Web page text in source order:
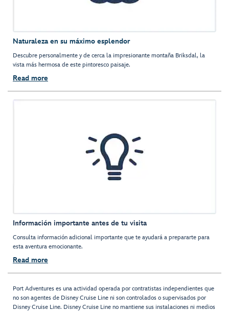
Naturaleza en su máximo esplendor
Descubre personalmente y de cerca la impresionante montaña Briksdal, la
vista más hermosa de este pintoresco paisaje.
Read more
Información importante antes de tu visita
Consulta información adicional importante que te ayudará a prepararte para
esta aventura emocionante.
Read more
Port Adventures es una actividad operada por contratistas independientes que
no son agentes de Disney Cruise Line ni son controlados o supervisados por
Disney Cruise Line. Disney Cruise Line no mantiene sus instalaciones ni medios